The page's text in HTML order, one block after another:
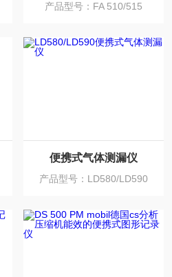
产品型号：FA 510/515
便携式气体测漏仪
产品型号：LD580/LD590